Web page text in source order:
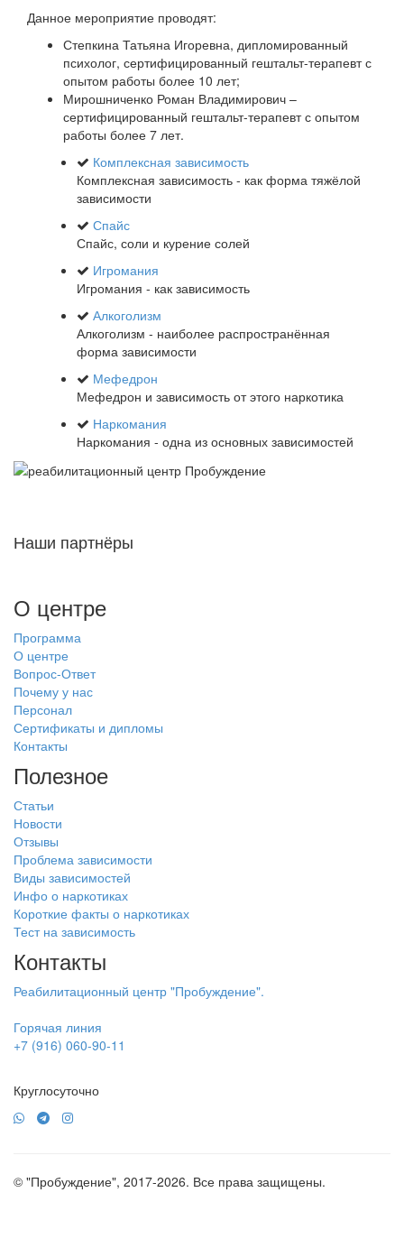
Данное мероприятие проводят:
Степкина Татьяна Игоревна, дипломированный
психолог, сертифицированный гештальт-терапевт с
опытом работы более 10 лет;
Мирошниченко Роман Владимирович –
сертифицированный гештальт-терапевт с опытом
работы более 7 лет.
Комплексная зависимость
Комплексная зависимость - как форма тяжёлой
зависимости
Спайс
Спайс, соли и курение солей
Игромания
Игромания - как зависимость
Алкоголизм
Алкоголизм - наиболее распространённая
форма зависимости
Мефедрон
Мефедрон и зависимость от этого наркотика
Наркомания
Наркомания - одна из основных зависимостей
Наши партнёры
О центре
Программа
О центре
Вопрос-Ответ
Почему у нас
Персонал
Сертификаты и дипломы
Контакты
Полезное
Статьи
Новости
Отзывы
Проблема зависимости
Виды зависимостей
Инфо о наркотиках
Короткие факты о наркотиках
Тест на зависимость
Контакты
Реабилитационный центр "Пробуждение".
Горячая линия
+7 (916) 060-90-11
Круглосуточно
© "Пробуждение", 2017-2026. Все права защищены.